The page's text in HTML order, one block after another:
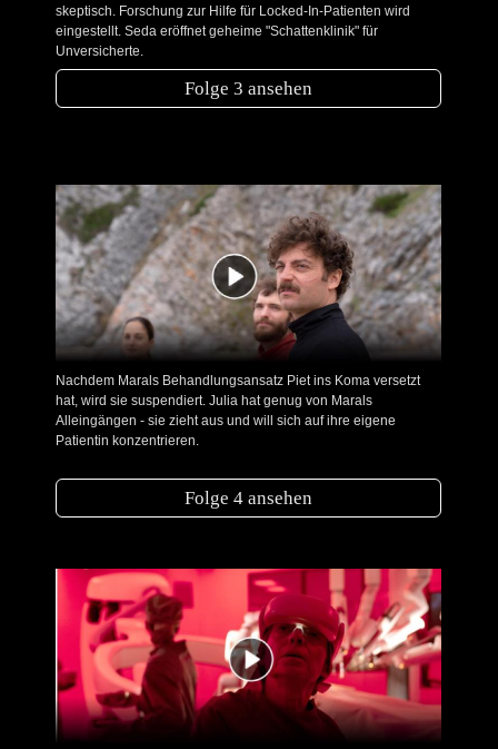
skeptisch. Forschung zur Hilfe für Locked-In-Patienten wird
eingestellt. Seda eröffnet geheime "Schattenklinik" für
Unversicherte.
Folge 3 ansehen
Nachdem Marals Behandlungsansatz Piet ins Koma versetzt
hat, wird sie suspendiert. Julia hat genug von Marals
Alleingängen - sie zieht aus und will sich auf ihre eigene
Patientin konzentrieren.
Folge 4 ansehen